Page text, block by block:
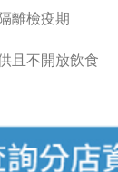
離檢疫期
且不開放飲食